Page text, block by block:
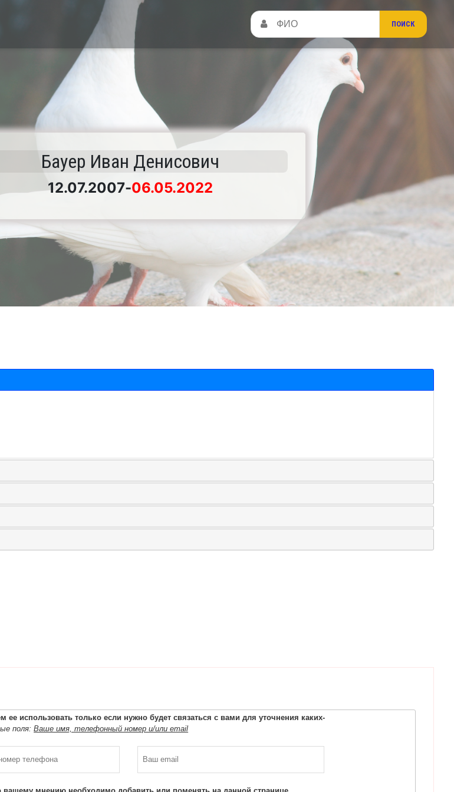
Бауер Иван Денисович
12.07.2007-06.05.2022
использовать только если нужно будет связаться с вами для уточнения каких-
поля:Ваше имя, телефонный номер и/или email